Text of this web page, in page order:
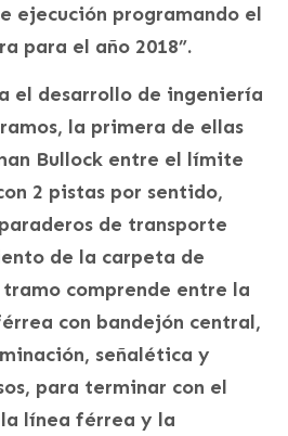
ejecución programando el
para el año 2018”.
el desarrollo de ingeniería
la primera de ellas
Bullock entre el límite
2 pistas por sentido,
de transporte
de la carpeta de
comprende entre la
con bandejón central,
señalética y
para terminar con el
línea férrea y la